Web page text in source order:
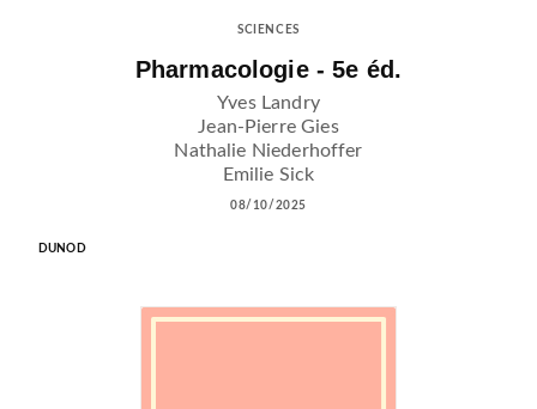
SCIENCES
Pharmacologie - 5e éd.
Yves Landry
Jean-Pierre Gies
Nathalie Niederhoffer
Emilie Sick
08/10/2025
DUNOD